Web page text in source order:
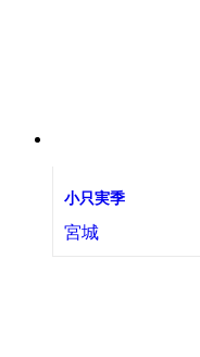
小只実季
宮城